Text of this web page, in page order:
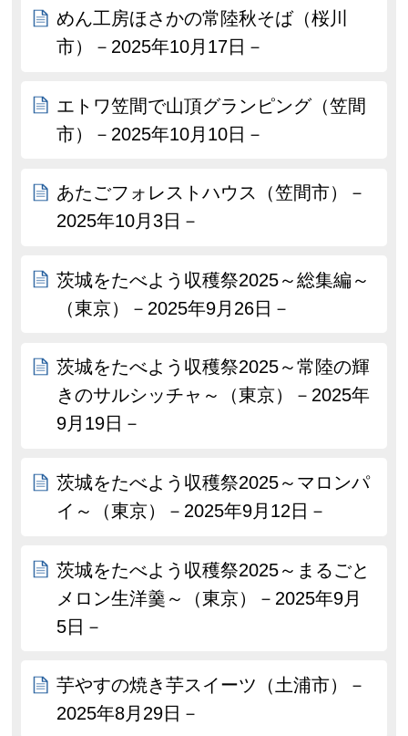
めん工房ほさかの常陸秋そば（桜川
市）－2025年10月17日－
エトワ笠間で山頂グランピング（笠間
市）－2025年10月10日－
あたごフォレストハウス（笠間市）－
2025年10月3日－
茨城をたべよう収穫祭2025～総集編～
（東京）－2025年9月26日－
茨城をたべよう収穫祭2025～常陸の輝
きのサルシッチャ～（東京）－2025年
9月19日－
茨城をたべよう収穫祭2025～マロンパ
イ～（東京）－2025年9月12日－
茨城をたべよう収穫祭2025～まるごと
メロン生洋羹～（東京）－2025年9月
5日－
芋やすの焼き芋スイーツ（土浦市）－
2025年8月29日－